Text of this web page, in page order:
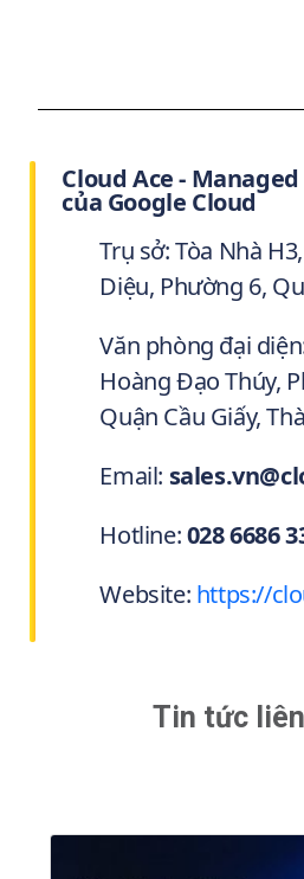
Cloud Ace -
của Google Cloud
Trụ sở: Tòa Nhà
Diệu, Phường 6,
Văn phòng đại
Hoàng Đạo Thúy,
Quận Cầu Giấy,
Email:
Hotline:028 6686
Website: https://
Tin tức